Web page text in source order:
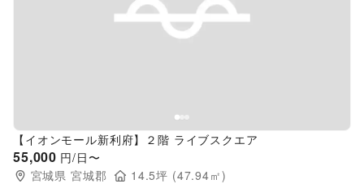
Previous slide
【イオンモール新利府】２階 ライブスクエア
55,000 円/日〜
宮城県 宮城郡 14.5坪 (47.94㎡)